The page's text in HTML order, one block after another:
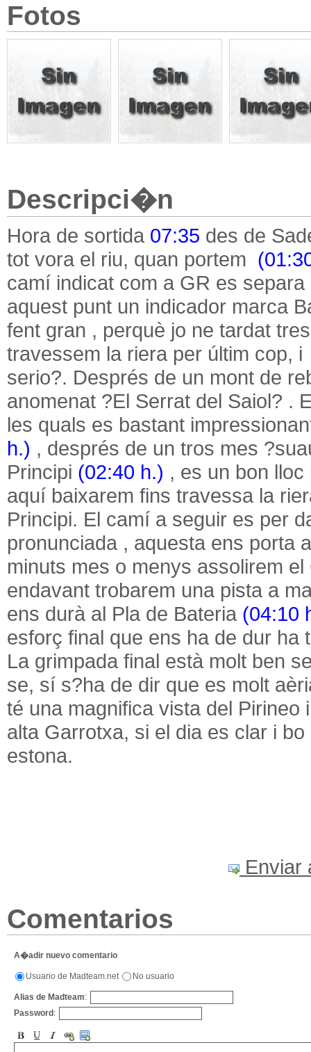
Fotos
Descripci�n
Hora de sortida 07:35 des de
tot vora el riu, quan portem
camí indicat com a GR es
aquest punt un indicador marca
fent gran , perquè jo ne tardat
travessem la riera per últim cop,
serio?. Després de un mont de
anomenat ?El Serrat del Saiol? .
les quals es bastant
h.) , després de un tros mes
Principi (02:40 h.) , es un bon
aquí baixarem fins travessa la
Principi. El camí a seguir es per
pronunciada , aquesta ens porta
minuts mes o menys assolirem
endavant trobarem una pista a
ens durà al Pla de Bateria (04:10
esforç final que ens ha de dur ha
La grimpada final està molt ben
se, sí s?ha de dir que es molt
té una magnifica vista del
alta Garrotxa, si el dia es clar i
estona.
Enviar
Comentarios
A�adir nuevo comentario
Usuario de Madteam.net No usuario
Alias de Madteam:
Password: